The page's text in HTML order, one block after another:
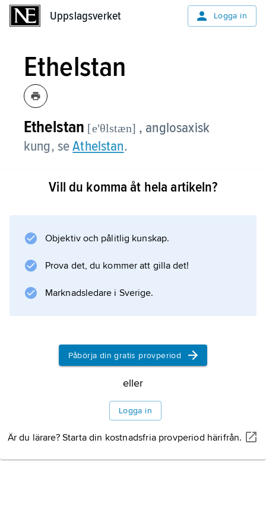
Uppslagsverket Logga in
Ethelstan
Ethelstan [eʹθlstæn] , anglosaxisk
kung, seAthelstan.
Vill du komma åt hela artikeln?
Objektiv och pålitlig kunskap.
Prova det, du kommer att gilla det!
Marknadsledare i Sverige.
Påbörja din gratis provperiod
eller
Logga in
Är du lärare? Starta din kostnadsfria provperiod härifrån.